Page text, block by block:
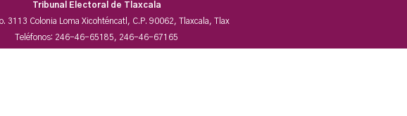
Tribunal Electoral de Tlaxcala
3113 Colonia Loma Xicohténcatl, C.P. 90062, Tlaxcala, Tlax
Teléfonos: 246-46-65185, 246-46-67165